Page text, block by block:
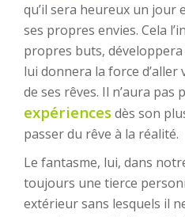
qu’il sera heureux un jour
ses propres envies. Cela
propres buts,
lui donnera la force
de ses rêves. Il n’aura pas
expériencesdès son
passer du rêve à la réalité.
Le fantasme, lui, dans
toujours une tierce
extérieur sans lesquels il